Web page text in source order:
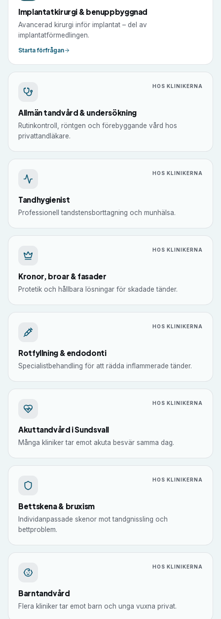
Implantatkirurgi & benuppbyggnad
Avancerad kirurgi inför implantat – del av
implantatförmedlingen.
Starta förfrågan
HOS KLINIKERNA
Allmän tandvård & undersökning
Rutinkontroll, röntgen och förebyggande vård hos
privattandläkare.
HOS KLINIKERNA
Tandhygienist
Professionell tandstensborttagning och munhälsa.
HOS KLINIKERNA
Kronor, broar & fasader
Protetik och hållbara lösningar för skadade tänder.
HOS KLINIKERNA
Rotfyllning & endodonti
Specialistbehandling för att rädda inflammerade tänder.
HOS KLINIKERNA
Akuttandvård i Sundsvall
Många kliniker tar emot akuta besvär samma dag.
HOS KLINIKERNA
Bettskena & bruxism
Individanpassade skenor mot tandgnissling och
bettproblem.
HOS KLINIKERNA
Barntandvård
Flera kliniker tar emot barn och unga vuxna privat.